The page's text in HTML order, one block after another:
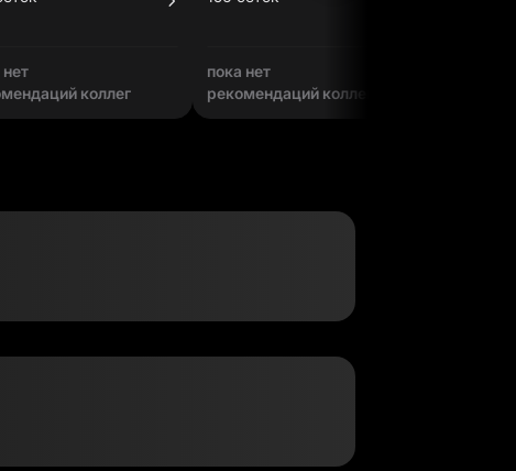
нет
коллег
пока нет
рекомендаций коллег